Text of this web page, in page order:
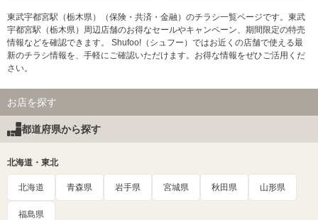
東武宇都宮駅（栃木県）（保険・共済・金融）のチラシ一覧ページです。東武
宇都宮駅（栃木県）周辺店舗のお得なセールやキャンペーン、期間限定の特売
情報などを確認できます。 Shufoo!（シュフー）ではお近くの店舗で使える最
新のチラシ情報を、手軽にご確認いただけます。お得な情報をぜひご活用くだ
さい。
お店を探す
都道府県から探す
北海道・東北
北海道 青森県 岩手県 宮城県 秋田県 山形県
福島県